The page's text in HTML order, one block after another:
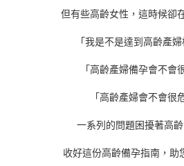
但有些高齡女性，這時候卻
「我是不是達到高齡產婦
「高齡產婦備孕會不會
「高齡產婦會不會很
一系列的問題困擾著高
收好這份高齡備孕指南，助